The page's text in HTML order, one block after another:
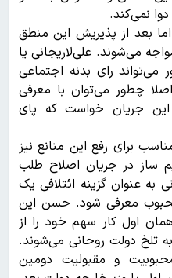
نمی‌کند.
بعد از پذیریش این منطق
می‌شوند. علی‌لاریجانی یا
رای بدنه اجتماعی
چطور می‌توان با معرفی
این جریان خواست که پای
برای رفع این منانع نیز
ساز در جریان اصلاح طلب
به عنوان گزینه ائتلافی یک
معرفی شود. حسن این
اول کار سهم خود را از
تلخ دولت روحانی می‌شوند.
و مقبولیت دومین